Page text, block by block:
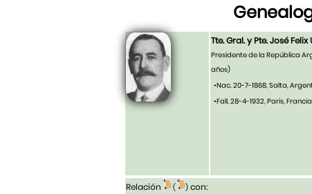
Tte. Gral. y Pte. José
Presidente de la República
años)
•Nac. 20-7-1868, Salta,
•Fall. 28-4-1932, Paris, Francia
Relación ( ) con: